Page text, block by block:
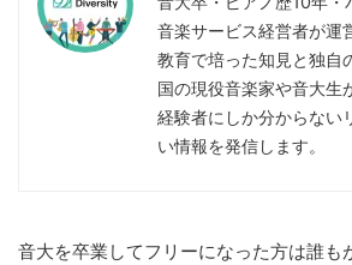
音楽サービス経営者が運
教育で培った知見と独自
国の現役音楽家や音大生
経験者にしか分からない
い情報を発信します。
音大を卒業してフリーになった方は誰も